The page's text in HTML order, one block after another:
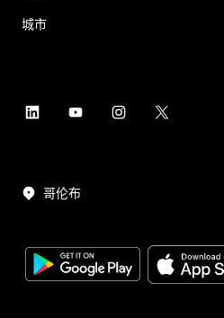
城市
哥伦布